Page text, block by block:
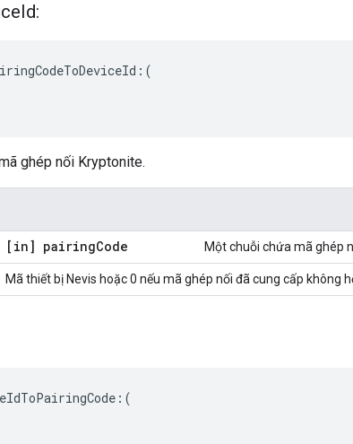
Id:
ghép nối Kryptonite.
[in] pairingCode Một chuỗi chứa mã ghép
Mã thiết bị Nevis hoặc 0 nếu mã ghép nối đã cung cấp không